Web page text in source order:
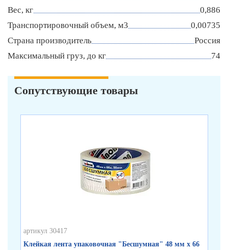
Вес, кг
0,886
Транспортировочный объем, м3
0,00735
Страна производитель
Россия
Максимальный груз, до кг
74
Сопутствующие товары
артикул 30417
Клейкая лента упаковочная "Бесшумная" 48 мм х 66